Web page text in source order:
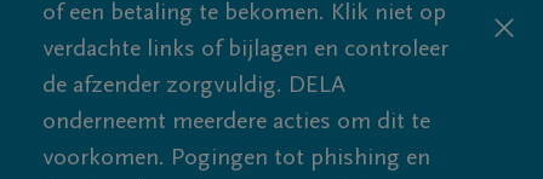
of een betaling te bekomen. Klik niet op
verdachte links of bijlagen en controleer
de afzender zorgvuldig. DELA
onderneemt meerdere acties om dit te
voorkomen. Pogingen tot phishing en